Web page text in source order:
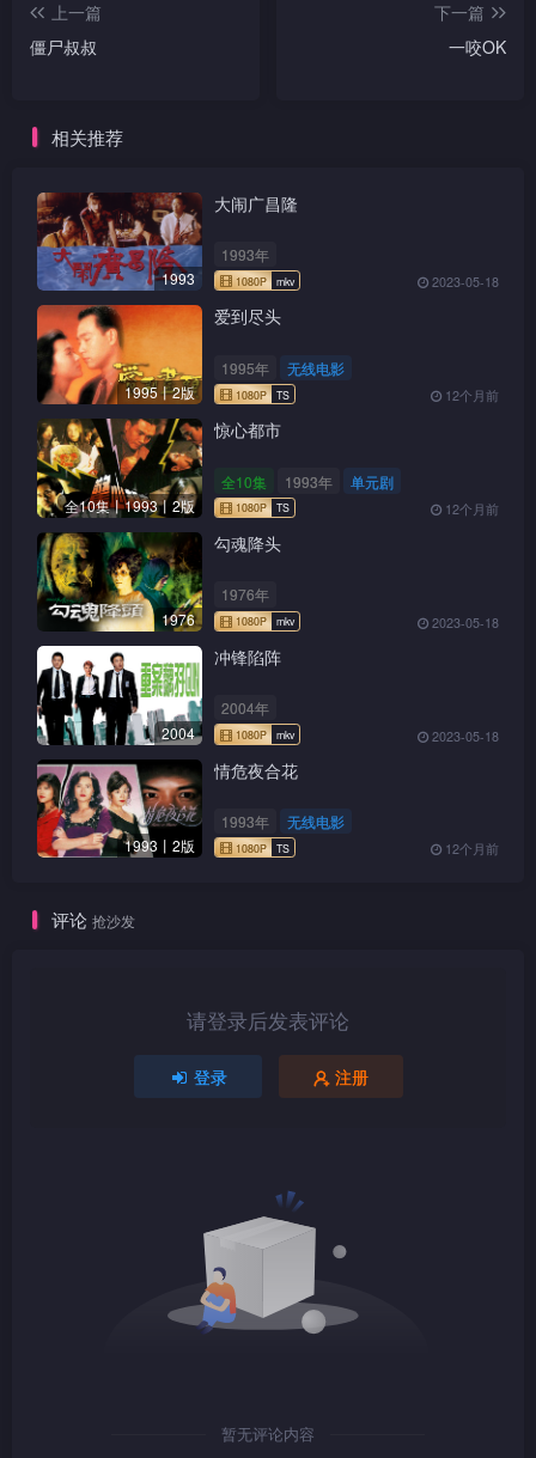
上一篇
僵尸叔叔
下一篇
一咬OK
相关推荐
1993
大闹广昌隆
1993年
2023-05-18
1995丨2版
爱到尽头
1995年 无线电影
TS
12个月前
全10集丨1993丨2版
惊心都市
全10集 1993年 单元剧
1080P
12个月前
1976
勾魂降头
1976年
2023-05-18
2004
冲锋陷阵
2004年
2023-05-18
1993丨2版
情危夜合花
1993年 无线电影
12个月前
评论 抢沙发
请登录后发表评论
登录 注册
暂无评论内容